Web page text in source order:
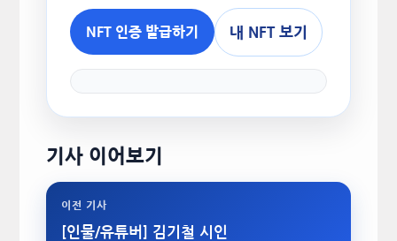
NFT 인증 발급하기 내 NFT 보기
기사 이어보기
이전 기사
[인물/유튜버] 김기철 시인